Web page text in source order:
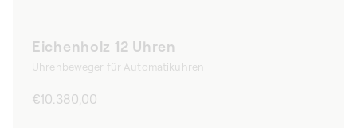
Eichenholz 12 Uhren
Uhrenbeweger für Automatikuhren
Normaler
€10.380,00